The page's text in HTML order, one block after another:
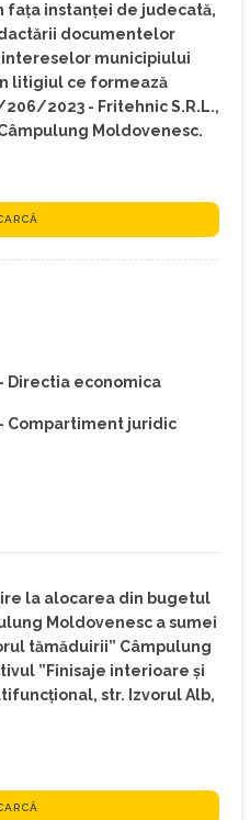
instanţei de judecată,
documentelor
municipiului
litigiul ce formează
2023 - Fritehnic S.R.L.,
Moldovenesc.
Directia economica
Compartiment juridic
la alocarea din bugetul
Moldovenesc a sumei
tămăduirii” Câmpulung
”Finisaje interioare și
str. Izvorul Alb,